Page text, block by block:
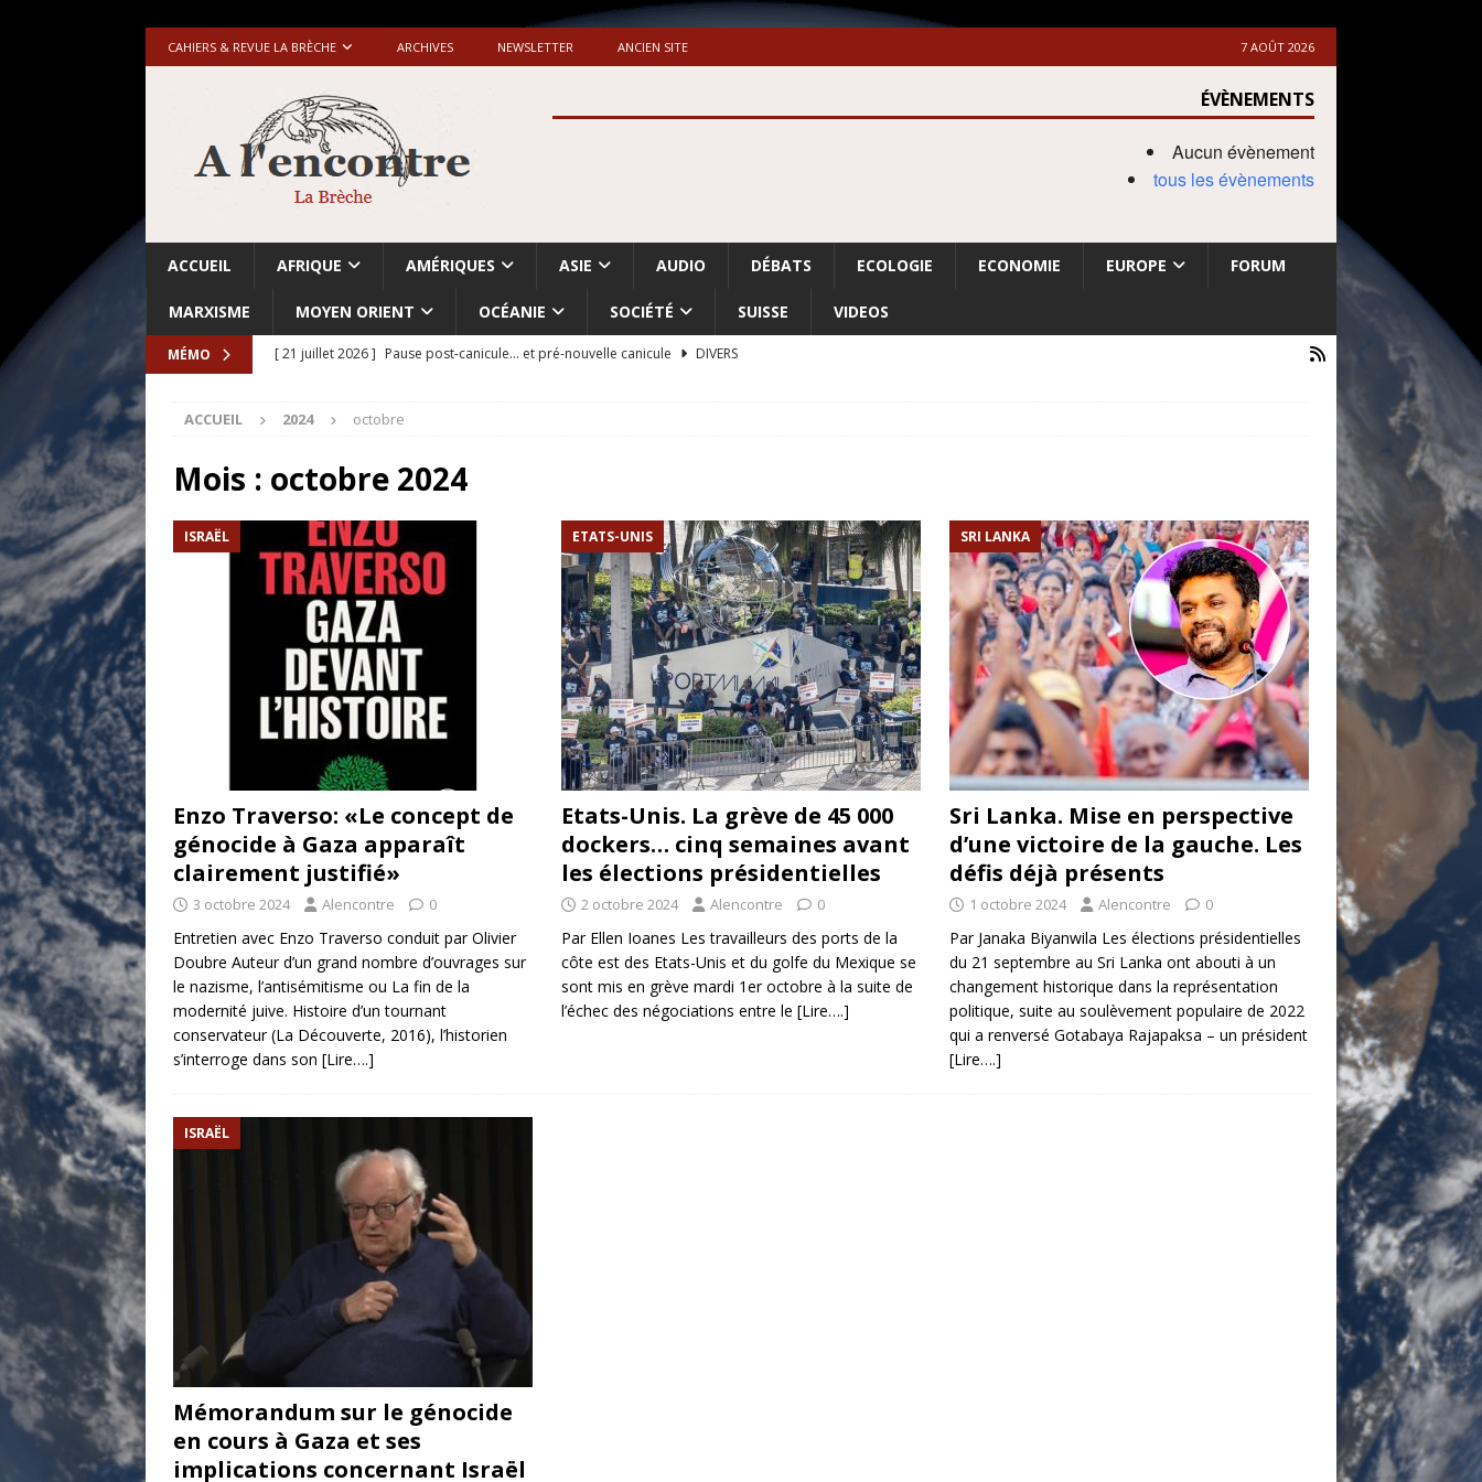
CAHIERS & REVUE LA BRÈCHE ARCHIVES NEWSLETTER ANCIEN SITE 7 AOÛT 2026
ÉVÈNEMENTS
Aucun évènement
tous les évènements
ACCUEIL AFRIQUE AMÉRIQUES ASIE AUDIO DÉBATS ECOLOGIE ECONOMIE EUROPE FORUM
MARXISME MOYEN ORIENT OCÉANIE SOCIÉTÉ SUISSE VIDEOS
MÉMO [ 21 juillet 2026 ] Pause post-canicule… et pré-nouvelle canicule
DIVERS
[ 18 juillet 2026 ] Israël-Palestine. «Accentuation du nettoyage ethnique en Cisjordanie et à Gaza
avant les élections du 27 octobre»
goût… et une menace»
[ 17 juillet 2026 ] Iran. Le retour de l’option militaire
ETATS-UNIS
[ 14 juin 2020 ] Brésil. Les vies noires comptent: l’urgence de la démilitarisation de la Police militaire
* LA UNE
ACCUEIL 2024 octobre
Mois : octobre 2024
ISRAËL
Enzo Traverso: «Le concept de
génocide à Gaza apparaît
clairement justifié»
3 octobre 2024 Alencontre 0
Entretien avec Enzo Traverso conduit par Olivier
Doubre Auteur d’un grand nombre d’ouvrages sur
le nazisme, l’antisémitisme ou La fin de la
modernité juive. Histoire d’un tournant
conservateur (La Découverte, 2016), l’historien
s’interroge dans son [Lire….]
ETATS-UNIS
Etats-Unis. La grève de 45 000
dockers… cinq semaines avant
les élections présidentielles
2 octobre 2024 Alencontre 0
Par Ellen Ioanes Les travailleurs des ports de la
côte est des Etats-Unis et du golfe du Mexique se
sont mis en grève mardi 1er octobre à la suite de
l’échec des négociations entre le [Lire….]
SRI LANKA
Sri Lanka. Mise en perspective
d’une victoire de la gauche. Les
défis déjà présents
1 octobre 2024 Alencontre 0
Par Janaka Biyanwila Les élections présidentielles
du 21 septembre au Sri Lanka ont abouti à un
changement historique dans la représentation
politique, suite au soulèvement populaire de 2022
qui a renversé Gotabaya Rajapaksa – un président
[Lire….]
ISRAËL
Mémorandum sur le génocide
en cours à Gaza et ses
implications concernant Israël